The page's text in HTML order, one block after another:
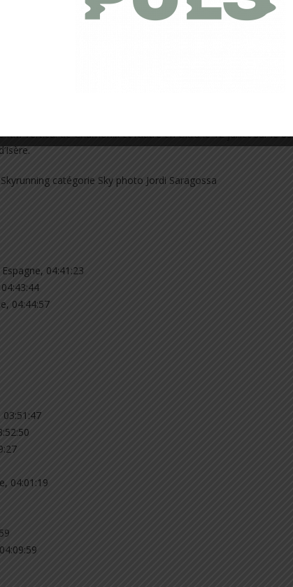
je sais aussi que je peux faire mieux. Place à un peu de
ciblant les quelques points que nous allons chercher à
Mon prochain objectif sera le Marathon du Mont Blanc, fin
circuit de la Coupe du Monde de Skyrunning, avec
en Europe et à travers le globe. Ce challenge me motive
attribuera encore deux autres titres européens 2015, l’un
Vertical de Chamonix et l’autre en Ultra le 12 juillet sur le 65
04:41:23
04:44:57
04:01:19